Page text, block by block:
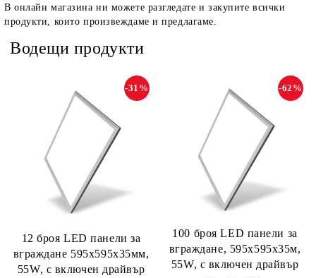
В онлайн магазина ни можете разгледате и закупите всички
продукти, които произвеждаме и предлагаме.
Водещи продукти
12 броя LED панели за
вграждане 595х595х35мм,
55W, с включен драйвър
-31%
100 броя LED панели за
вграждане, 595х595х35м,
55W, с включен драйвър
-62%